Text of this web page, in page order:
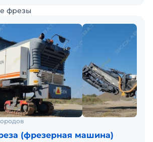
фрезы
(фрезерная машина)